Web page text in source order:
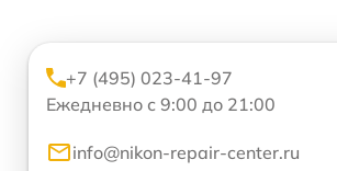
+7 (495) 023-41-97
Ежедневно с 9:00 до 21:00
info@nikon-repair-center.ru